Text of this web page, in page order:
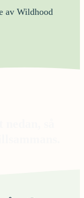
av Wildhood